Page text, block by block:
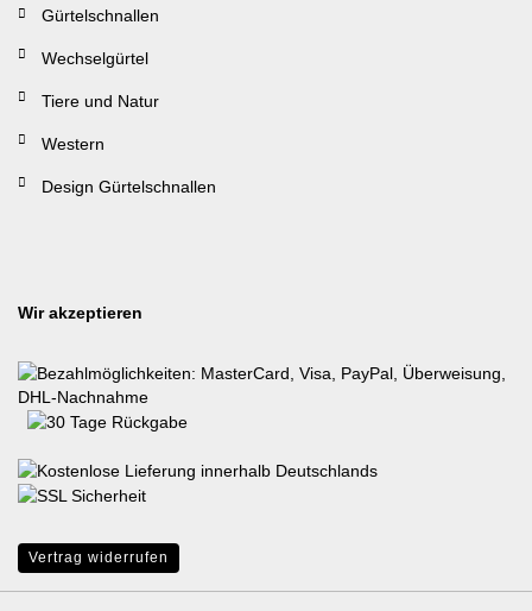
Gürtelschnallen
Wechselgürtel
Tiere und Natur
Western
Design Gürtelschnallen
Wir akzeptieren
Vertrag widerrufen